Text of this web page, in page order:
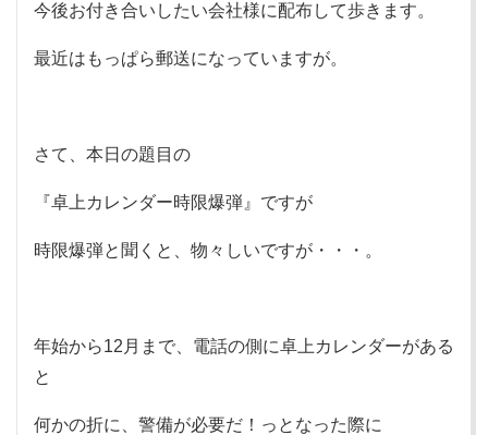
今後お付き合いしたい会社様に配布して歩きます。
最近はもっぱら郵送になっていますが。
さて、本日の題目の
『卓上カレンダー時限爆弾』ですが
時限爆弾と聞くと、物々しいですが・・・。
年始から12月まで、電話の側に卓上カレンダーがある
と
何かの折に、警備が必要だ！っとなった際に